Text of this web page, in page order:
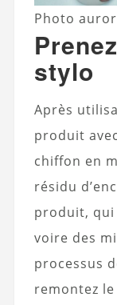
Photo
stylo
Après
produit
chiffon en
résidu
produit, qui
voire des
processus
remontez